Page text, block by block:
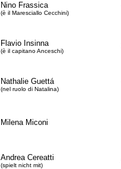
Nino Frassica
(è il Maresciallo Cecchini)
Flavio Insinna
(è il capitano Anceschi)
Nathalie Guettá
(nel ruolo di Natalina)
Milena Miconi
Andrea Cereatti
(spielt nicht mit)